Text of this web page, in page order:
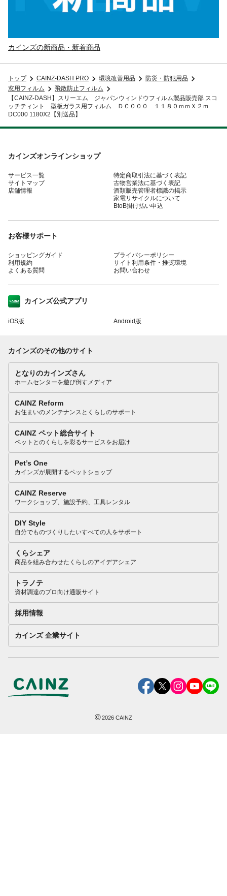
カインズの新商品・新着商品
トップ CAINZ-DASH PRO 環境改善用品
防災・防犯用品
窓用フィルム
飛散防止フィルム
【CAINZ-DASH】スリーエム ジャパンウィンドウフィルム製品販売部 スコ
ッチティント 型板ガラス用フィルム ＤＣ０００ １１８０ｍｍＸ２ｍ
DC000 1180X2【別送品】
カインズオンラインショップ
サービス一覧
サイトマップ
店舗情報
特定商取引法に基づく表記
古物営業法に基づく表記
酒類販売管理者標識の掲示
家電リサイクルについて
BtoB掛け払い申込
お客様サポート
ショッピングガイド
利用規約
よくある質問
プライバシーポリシー
サイト利用条件・推奨環境
お問い合わせ
カインズ公式アプリ
iOS版 Android版
カインズのその他のサイト
となりのカインズさん
ホームセンターを遊び倒すメディア
CAINZ Reform
お住まいのメンテナンスとくらしのサポート
CAINZ ペット総合サイト
ペットとのくらしを彩るサービスをお届け
Pet’s One
カインズが展開するペットショップ
CAINZ Reserve
ワークショップ、施設予約、工具レンタル
DIY Style
自分でものづくりしたいすべての人をサポート
くらシェア
商品を組み合わせたくらしのアイデアシェア
トラノテ
資材調達のプロ向け通販サイト
採用情報
カインズ 企業サイト
©2026 CAINZ